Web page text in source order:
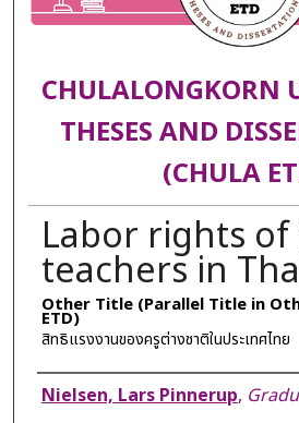
CHULALONGKORN
THESES AND
(CHULA
Labor rights
teachers in
Other Title (Parallel Title in
ETD)
สิทธิแรงงานของครูต่างชาติในประเทศไทย
Author
Nielsen, Lars Pinnerup,